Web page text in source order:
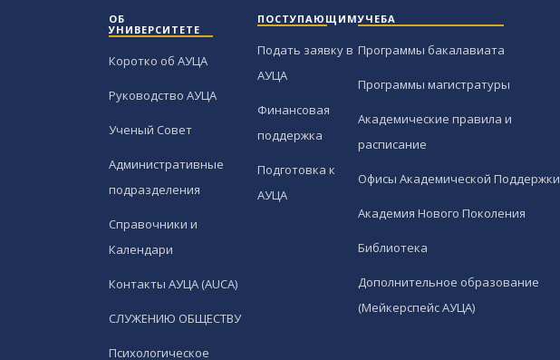
ОБ
УНИВЕРСИТЕТЕ
Коротко об АУЦА
Руководство АУЦА
Ученый Совет
Административные
подразделения
Справочники и
Календари
Контакты АУЦА (AUCA)
СЛУЖЕНИЮ ОБЩЕСТВУ
Психологическое
ПОСТУПАЮЩИМ
Подать заявку в
АУЦА
Финансовая
поддержка
Подготовка к
АУЦА
УЧЕБА
Программы бакалавиата
Программы магистратуры
Академические правила и
расписание
Офисы Академической Поддержки
Академия Нового Поколения
Библиотека
Дополнительное образование
(Мейкерспейс АУЦА)